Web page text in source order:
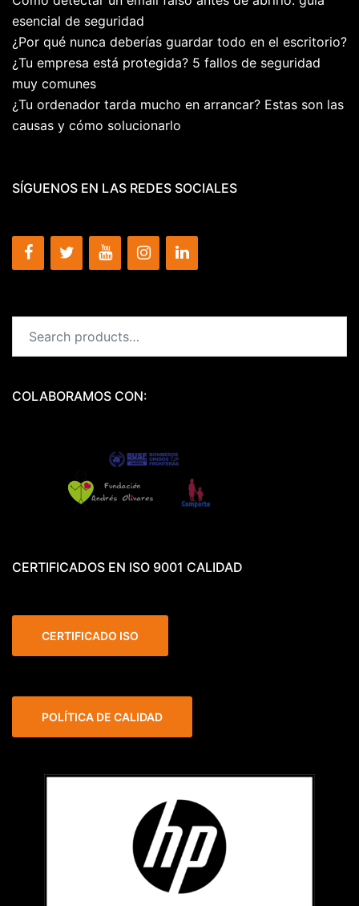
esencial de seguridad
¿Por qué nunca deberías guardar todo en el escritorio?
¿Tu empresa está protegida? 5 fallos de seguridad
muy comunes
¿Tu ordenador tarda mucho en arrancar? Estas son las
causas y cómo solucionarlo
SÍGUENOS EN LAS REDES SOCIALES
COLABORAMOS CON:
CERTIFICADOS EN ISO 9001 CALIDAD
CERTIFICADO ISO
POLÍTICA DE CALIDAD